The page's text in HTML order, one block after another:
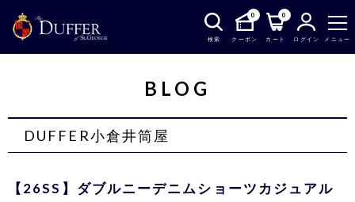
検索
0
クーポン
0
カート ログイン メニュー
BLOG
DUFFER小倉井筒屋
【26SS】ダブルニーデニムショーツカジュアル